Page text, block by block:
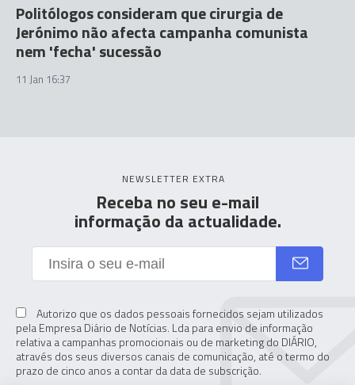
Politólogos consideram que cirurgia de
Jerónimo não afecta campanha comunista
nem 'fecha' sucessão
11 Jan 16:37
NEWSLETTER EXTRA
Receba no seu e-mail
informação da actualidade.
Autorizo que os dados pessoais fornecidos sejam utilizados
pela Empresa Diário de Notícias. Lda para envio de informação
relativa a campanhas promocionais ou de marketing do DIÁRIO,
através dos seus diversos canais de comunicação, até o termo do
prazo de cinco anos a contar da data de subscrição.